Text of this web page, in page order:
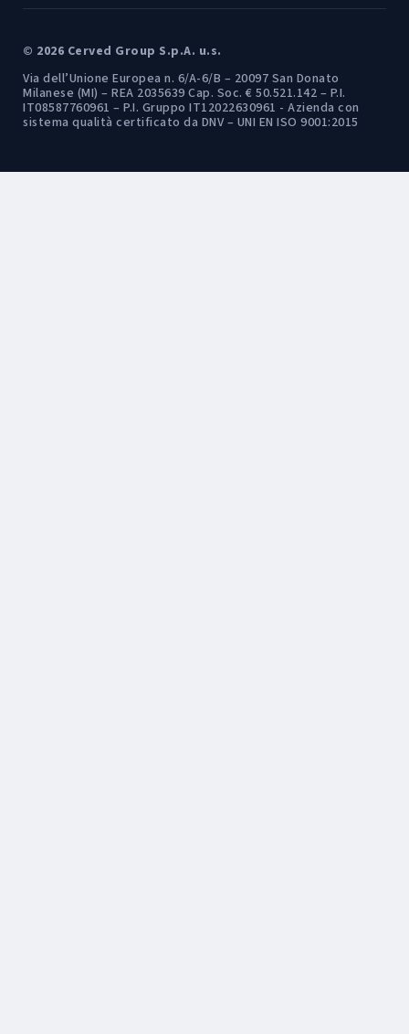
© 2026 Cerved Group S.p.A. u.s.
Via dell’Unione Europea n. 6/A-6/B – 20097 San Donato
Milanese (MI) – REA 2035639 Cap. Soc. € 50.521.142 – P.I.
IT08587760961 – P.I. Gruppo IT12022630961 - Azienda con
sistema qualità certificato da DNV – UNI EN ISO 9001:2015